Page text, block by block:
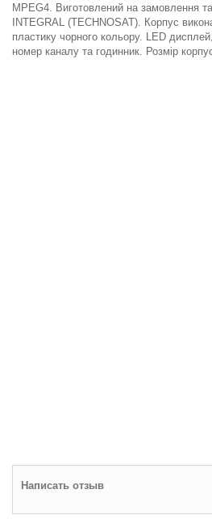
MPEG4. Виготовлений на замовлення
INTEGRAL (TECHNOSAT). Корпус
пластику чорного кольору. LED
номер каналу та годинник. Розмір
Написать отзыв